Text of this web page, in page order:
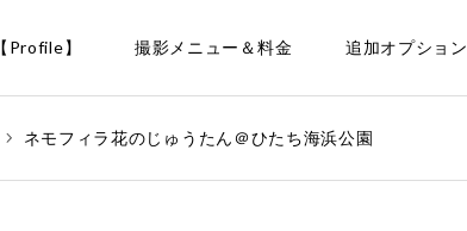
【Profile】 撮影メニュー＆料金 追加オプション
ネモフィラ花のじゅうたん＠ひたち海浜公園